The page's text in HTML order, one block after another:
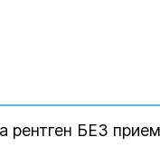
рентген БЕЗ